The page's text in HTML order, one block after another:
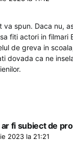
va spun. Daca nu,
fiti actori in filmari
de greva in
dovada ca ne
ar fi subiect de
2023 la 21:21